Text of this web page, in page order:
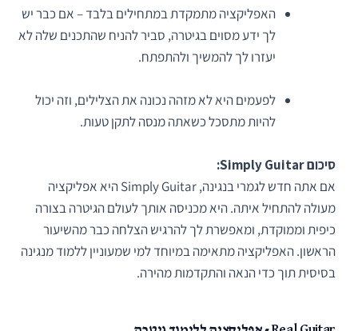
האפליקציה מתמקדת במתחילים בלבד – אם כבר יש
לך ידע מסוים בגיטרה, סביר להניח שהתכנים שלה לא
יעזרו לך להמשיך ולהתפתח.
לפעמים היא לא מזהה נכונה את הצלילים, וזה יכול
להיות מתסכל כשאתה מנסה לתקן טעות.
סיכום Simply Guitar:
אם אתה חדש לגמרי בנגינה, Simply Guitar היא אפליקציה
מעולה להתחיל איתה. היא מכניסה אותך לעולם הגיטרה בצורה
כיפית וממוקדת, ומאפשרת לך להרגיש הצלחה כבר מהשיעור
הראשון. האפליקציה מתאימה במיוחד למי שמעוניין ללמוד מנגינה
בסיסית תוך כדי הנאה והתקדמות מהירה.